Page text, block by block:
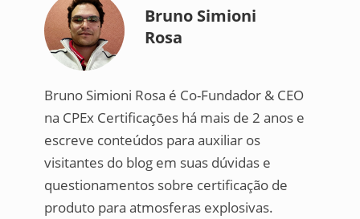
Bruno Simioni
Rosa
Bruno Simioni Rosa é Co-Fundador & CEO
na CPEx Certificaçōes há mais de 2 anos e
escreve conteúdos para auxiliar os
visitantes do blog em suas dúvidas e
questionamentos sobre certificação de
produto para atmosferas explosivas.